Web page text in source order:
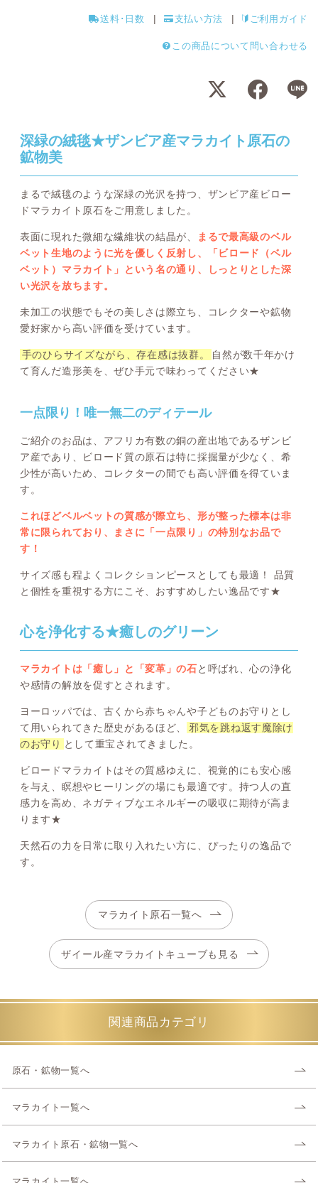
送料･日数 支払い方法 ご利用ガイド
この商品について問い合わせる
深緑の絨毯★ザンビア産マラカイト原石の
鉱物美
まるで絨毯のような深緑の光沢を持つ、ザンビア産ビロー
ドマラカイト原石をご用意しました。
表面に現れた微細な繊維状の結晶が、
まるで最高級のベル
ベット生地のように光を優しく反射し、「ビロード（ベル
ベット）マラカイト」という名の通り、しっとりとした深
い光沢を放ちます。
未加工の状態でもその美しさは際立ち、コレクターや鉱物
愛好家から高い評価を受けています。
手のひらサイズながら、存在感は抜群。
自然が数千年かけ
て育んだ造形美を、ぜひ手元で味わってください★
一点限り！唯一無二のディテール
ご紹介のお品は、アフリカ有数の銅の産出地であるザンビ
ア産であり、ビロード質の原石は特に採掘量が少なく、希
少性が高いため、コレクターの間でも高い評価を得ていま
す。
これほどベルベットの質感が際立ち、形が整った標本は非
常に限られており、まさに「一点限り」の特別なお品で
す！
サイズ感も程よくコレクションピースとしても最適！ 品質
と個性を重視する方にこそ、おすすめしたい逸品です★
心を浄化する★癒しのグリーン
マラカイトは「癒し」と「変革」の石と呼ばれ、心の浄化
や感情の解放を促すとされます。
ヨーロッパでは、古くから赤ちゃんや子どものお守りとし
て用いられてきた歴史があるほど、
邪気を跳ね返す魔除け
のお守り として重宝されてきました。
ビロードマラカイトはその質感ゆえに、視覚的にも安心感
を与え、瞑想やヒーリングの場にも最適です。持つ人の直
感力を高め、ネガティブなエネルギーの吸収に期待が高ま
ります★
天然石の力を日常に取り入れたい方に、ぴったりの逸品で
す。
マラカイト原石一覧へ
ザイール産マラカイトキューブも見る
関連商品カテゴリ
原石・鉱物一覧へ
マラカイト一覧へ
マラカイト原石・鉱物一覧へ